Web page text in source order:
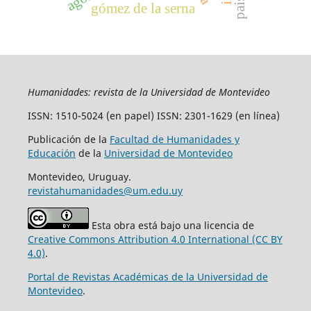
gómez de la serna
Humanidades: revista de la Universidad de Montevideo
ISSN: 1510-5024 (en papel) ISSN: 2301-1629 (en línea)
Publicación de la Facultad de Humanidades y
Educación de la Universidad de Montevideo
Montevideo, Uruguay.
revistahumanidades@um.edu.uy
Esta obra está bajo una licencia de
Creative Commons Attribution 4.0 International (CC BY
4.0).
Portal de Revistas Académicas de la Universidad de
Montevideo.